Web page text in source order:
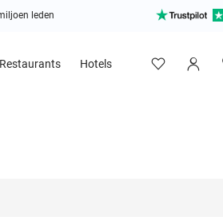
leden
Restaurants Hotels